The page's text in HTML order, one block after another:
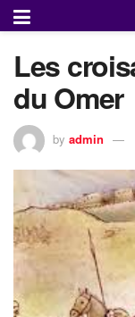
Les
du Omer
by admin